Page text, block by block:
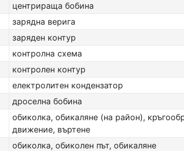
центрираща бобина
зарядна верига
заряден контур
контролна схема
контролен контур
електролитен кондензатор
дроселна бобина
обиколка, обикаляне (на район),
движение, въртене
обиколка, обиколен път, обикаляне